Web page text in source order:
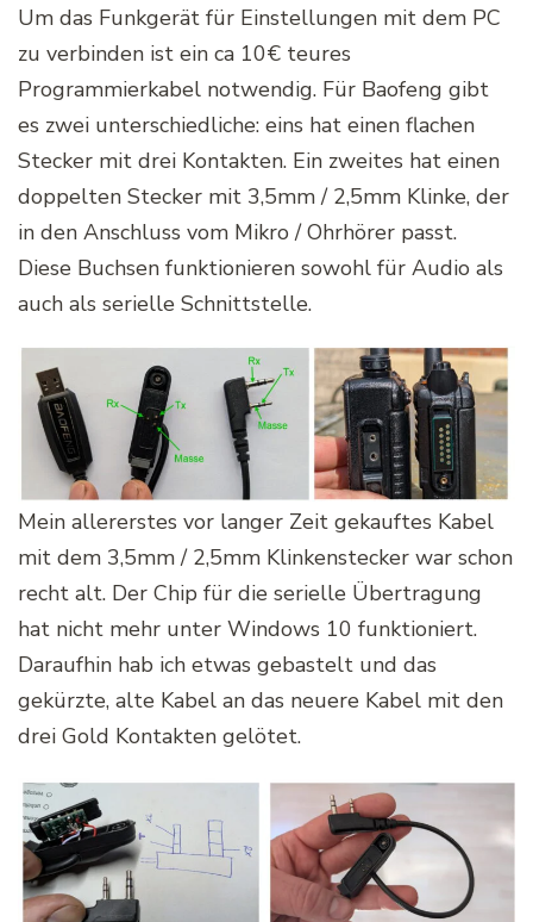
Um das Funkgerät für Einstellungen mit dem PC
zu verbinden ist ein ca 10€ teures
Programmierkabel notwendig. Für Baofeng gibt
es zwei unterschiedliche: eins hat einen flachen
Stecker mit drei Kontakten. Ein zweites hat einen
doppelten Stecker mit 3,5mm / 2,5mm Klinke, der
in den Anschluss vom Mikro / Ohrhörer passt.
Diese Buchsen funktionieren sowohl für Audio als
auch als serielle Schnittstelle.
Mein allererstes vor langer Zeit gekauftes Kabel
mit dem 3,5mm / 2,5mm Klinkenstecker war schon
recht alt. Der Chip für die serielle Übertragung
hat nicht mehr unter Windows 10 funktioniert.
Daraufhin hab ich etwas gebastelt und das
gekürzte, alte Kabel an das neuere Kabel mit den
drei Gold Kontakten gelötet.